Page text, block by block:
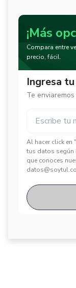
¡Más
Compara entre
precio, fácil.
Ingresa
Te
Al hacer click en
tus datos según
que conoces